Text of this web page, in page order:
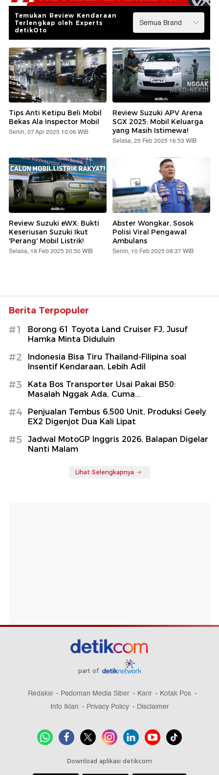
Temukan Review Kendaraan
Terlengkap oleh Experts
detikOto
Tips Anti Ketipu Beli Mobil
Bekas Ala Inspector Mobil
Senin, 07 Apr 2025 10:06 WIB
Review Suzuki APV Arena
SGX 2025: Mobil Keluarga
yang Masih Istimewa!
Selasa, 25 Feb 2025 16:53 WIB
Review Suzuki eWX: Bukti
Keseriusan Suzuki Ikut
'Perang' Mobil Listrik!
Selasa, 18 Feb 2025 20:50 WIB
Abster Wongkar, Sosok
Polisi Viral Pengawal
Ambulans
Senin, 10 Feb 2025 08:37 WIB
Berita Terpopuler
#1
Borong 61 Toyota Land Cruiser FJ, Jusuf
Hamka Minta Diduluin
#2
Indonesia Bisa Tiru Thailand-Filipina soal
Insentif Kendaraan, Lebih Adil
#3
Kata Bos Transporter Usai Pakai B50:
Masalah Nggak Ada, Cuma...
#4
Penjualan Tembus 6.500 Unit, Produksi Geely
EX2 Digenjot Dua Kali Lipat
#5
Jadwal MotoGP Inggris 2026, Balapan Digelar
Nanti Malam
Lihat Selengkapnya
part of
Redaksi Pedoman Media Siber Karir
Kotak Pos
Info Iklan
Privacy Policy Disclaimer
Download aplikasi detikcom